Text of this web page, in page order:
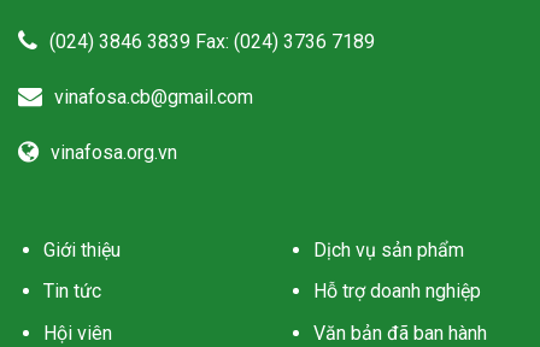
(024) 3846 3839 Fax: (024) 3736 7189
vinafosa.cb@gmail.com
vinafosa.org.vn
Giới thiệu
Tin tức
Hội viên
Dịch vụ sản phẩm
Hỗ trợ doanh nghiệp
Văn bản đã ban hành